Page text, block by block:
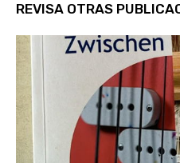
REVISA OTRAS